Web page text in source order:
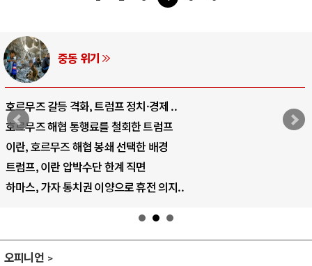
·경제 ..
트럼프
배경
전 의지..
중국 AI, 저가 공세로 글로벌
AI 국부펀드 구상 놓고 미국
AI는 어떻게 미국 민주주의를
오피니언